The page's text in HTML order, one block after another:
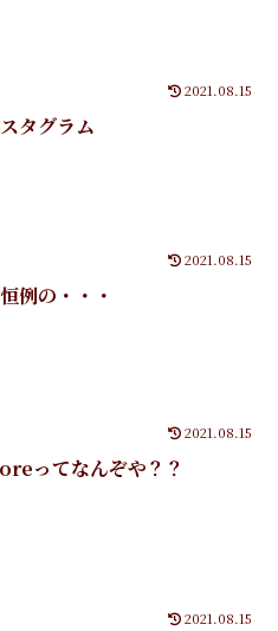
2021.08.15
タグラム
2021.08.15
例の・・・
2021.08.15
ってなんぞや？？
2021.08.15